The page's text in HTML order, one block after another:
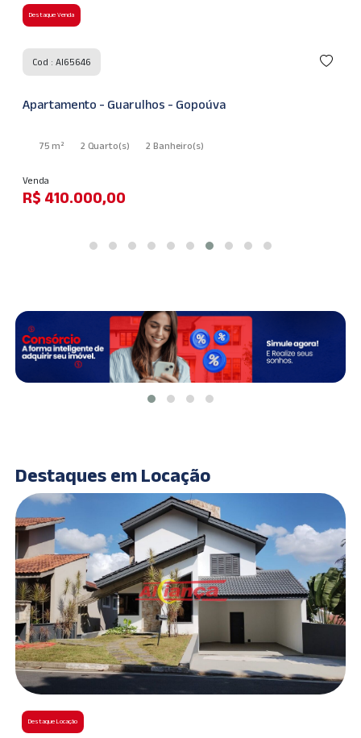
Destaque Venda
Cod : AI60248
Casa - Guarulhos - Jardim Adriana
125 m² 3 Quarto(s) 1 Suíte(s)
Venda
R$ 550.000,00
Destaques em Locação
Destaque Locação